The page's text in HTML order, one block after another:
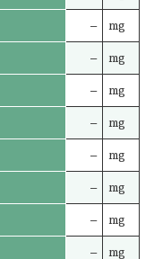
– mg
– mg
– mg
– mg
– mg
– mg
– mg
– mg